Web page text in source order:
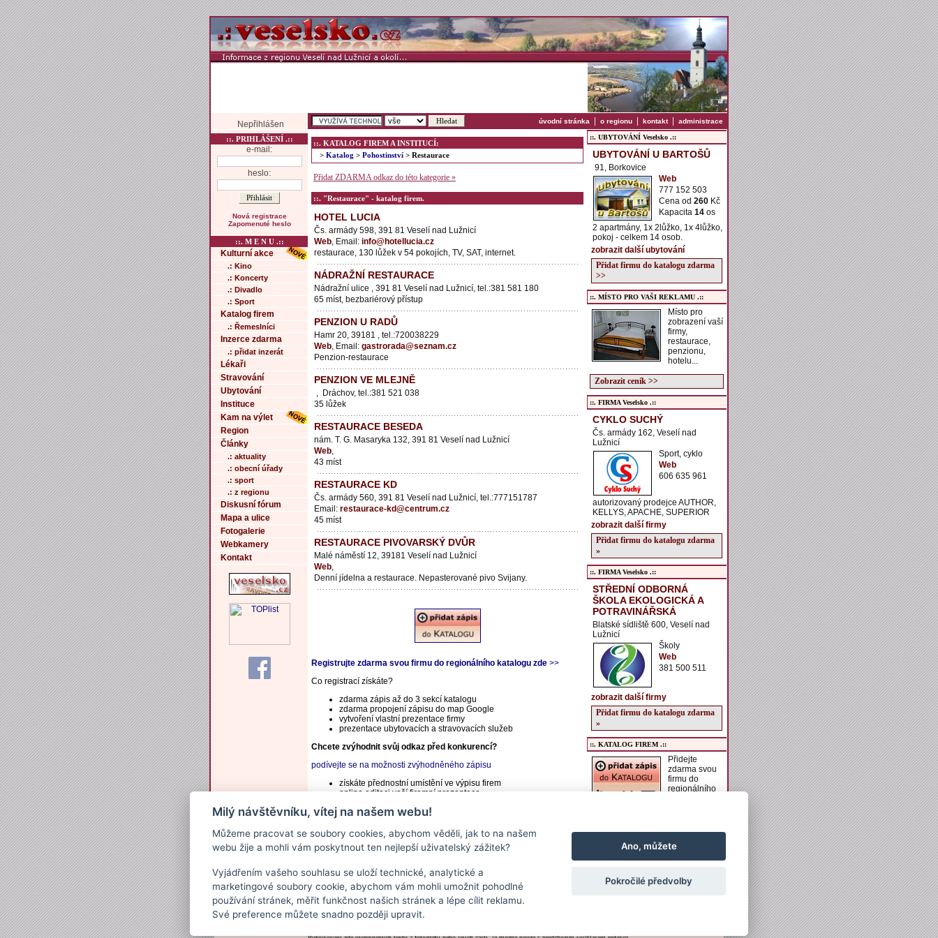
Nepřihlášen úvodní stránka | o regionu | kontakt| administrace
::. PRIHLÁŠENÍ .::
e-mail:
heslo:
Nová registrace
Zapomenuté heslo
::. M E N U .::
Kulturní akce
.: Kino
.: Koncerty
.: Divadlo
.: Sport
Katalog firem
.: Řemeslníci
Inzerce zdarma
.: přidat inzerát
Lékaři
Stravování
Ubytování
Instituce
Kam na výlet
Region
Články
.: aktuality
.: obecní úřady
.: sport
.: z regionu
Diskusní fórum
Mapa a ulice
Fotogalerie
Webkamery
Kontakt
::. KATALOG FIREM A INSTITUCÍ:
> Katalog > Pohostinství > Restaurace
Přidat ZDARMA odkaz do této kategorie »
::. "Restaurace" - katalog firem.
HOTEL LUCIA
Čs. armády 598, 391 81 Veselí nad Lužnicí
Web, Email: info@hotellucia.cz
restaurace, 130 lůžek v 54 pokojích, TV, SAT, internet.
NÁDRAŽNÍ RESTAURACE
Nádražní ulice , 391 81 Veselí nad Lužnicí, tel.:381 581 180
65 míst, bezbariérový přístup
PENZION U RADŮ
Hamr 20, 39181 , tel.:720038229
Web, Email: gastrorada@seznam.cz
Penzion-restaurace
PENZION VE MLEJNĚ
, Dráchov, tel.:381 521 038
35 lůžek
RESTAURACE BESEDA
nám. T. G. Masaryka 132, 391 81 Veselí nad Lužnicí
Web,
43 míst
RESTAURACE KD
Čs. armády 560, 391 81 Veselí nad Lužnicí, tel.:777151787
Email: restaurace-kd@centrum.cz
45 míst
RESTAURACE PIVOVARSKÝ DVŮR
Malé náměstí 12, 39181 Veselí nad Lužnicí
Web,
Denní jídelna a restaurace. Nepasterované pivo Svijany.
Registrujte zdarma svou firmu do regionálního katalogu zde >>
Co registrací získáte?
zdarma zápis až do 3 sekcí katalogu
zdarma propojení zápisu do map Google
vytvoření vlastní prezentace firmy
prezentace ubytovacích a stravovacích služeb
Chcete zvýhodnit svůj odkaz před konkurencí?
podívejte se na možnosti zvýhodněného zápisu
získáte přednostní umístění ve výpisu firem
online editaci vaší firemní prezentace
::. UBYTOVÁNÍ Veselsko .::
UBYTOVÁNÍ U BARTOŠŮ
91, Borkovice
Web
777 152 503
Cena od 260 Kč
Kapacita 14 os
2 apartmány, 1x 2lůžko, 1x 4lůžko,
pokoj - celkem 14 osob.
zobrazit další ubytování
Přidat firmu do katalogu zdarma
>>
::. MÍSTO PRO VAŠI REKLAMU .::
Místo pro
zobrazení vaší
firmy,
restaurace,
penzionu,
hotelu...
Zobrazit ceník >>
::. FIRMA Veselsko .::
CYKLO SUCHÝ
Čs. armády 162, Veselí nad
Lužnicí
Sport, cyklo
Web
606 635 961
autorizovaný prodejce AUTHOR,
KELLYS, APACHE, SUPERIOR
zobrazit další firmy
Přidat firmu do katalogu zdarma
»
::. FIRMA Veselsko .::
STŘEDNÍ ODBORNÁ
ŠKOLA EKOLOGICKÁ A
POTRAVINÁŘSKÁ
Blatské sídliště 600, Veselí nad
Lužnicí
Školy
Web
381 500 511
zobrazit další firmy
Přidat firmu do katalogu zdarma
»
::. KATALOG FIREM .::
Přidejte
zdarma svou
firmu do
regionálního
regionu, vkládání obrázků a
Přidat firmu do katalogu zdarma
Kontakt
Milý návštěvníku, vítej na našem webu!
Můžeme pracovat se soubory cookies, abychom věděli, jak to na našem
webu žije a mohli vám poskytnout ten nejlepší uživatelský zážitek?
Vyjádřením vašeho souhlasu se uloží technické, analytické a
marketingové soubory cookie, abychom vám mohli umožnit pohodlné
používání stránek, měřit funkčnost našich stránek a lépe cílit reklamu.
Své preference můžete snadno později upravit.
Ano, můžete
Pokročilé předvolby